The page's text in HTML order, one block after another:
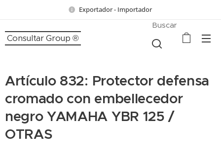
Exportador - Importador
Consultar Group ®
Buscar
Artículo 832: Protector defensa
cromado con embellecedor
negro YAMAHA YBR 125 /
OTRAS